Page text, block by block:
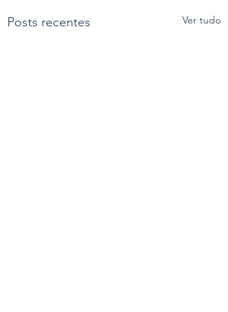
Posts recentes Ver tudo